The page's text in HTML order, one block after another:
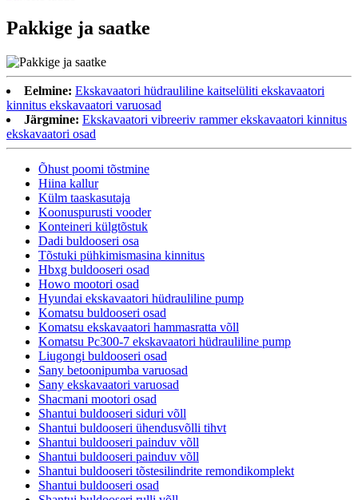
Pakkige ja saatke
Eelmine: Ekskavaatori hüdrauliline kaitselüliti ekskavaatori
kinnitus ekskavaatori varuosad
Järgmine: Ekskavaatori vibreeriv rammer ekskavaatori kinnitus
ekskavaatori osad
Õhust poomi tõstmine
Hiina kallur
Külm taaskasutaja
Koonuspurusti vooder
Konteineri külgtõstuk
Dadi buldooseri osa
Tõstuki pühkimismasina kinnitus
Hbxg buldooseri osad
Howo mootori osad
Hyundai ekskavaatori hüdrauliline pump
Komatsu buldooseri osad
Komatsu ekskavaatori hammasratta võll
Komatsu Pc300-7 ekskavaatori hüdrauliline pump
Liugongi buldooseri osad
Sany betoonipumba varuosad
Sany ekskavaatori varuosad
Shacmani mootori osad
Shantui buldooseri siduri võll
Shantui buldooseri ühendusvõlli tihvt
Shantui buldooseri painduv võll
Shantui buldooseri painduv võll
Shantui buldooseri tõstesilindrite remondikomplekt
Shantui buldooseri osad